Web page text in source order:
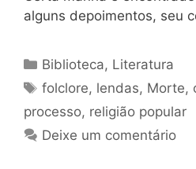
alguns depoimentos, seu
Categorias
Biblioteca, Literatura
Tags
folclore, lendas, Morte,
processo, religião popular
Deixe um comentário